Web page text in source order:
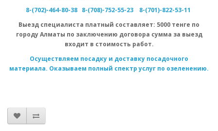
8-(702)-464-80-38 8-(708)-752-55-23
8-(701)-822-53-11
Выезд специалиста платный составляет: 5000 тенге по
городу Алматы по заключению договора сумма за выезд
входит в стоимость работ.
Осуществляем посадку и доставку посадочного
материала. Оказываем полный спектр услуг по озеленению.